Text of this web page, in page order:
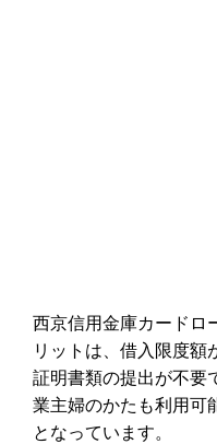
西京信用金庫カードロ
リットは、借入限度額
証明書類の提出が不要
業主婦のかたも利用可
となっています。